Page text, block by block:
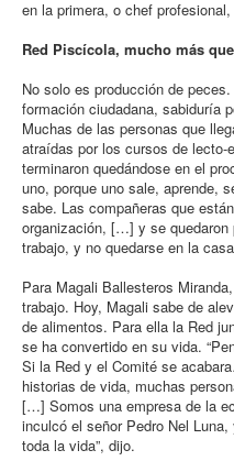
en la primera, o chef
Red Piscícola, mucho más
No solo es producción de
formación ciudadana, sabiduría
Muchas de las personas que
atraídas por los cursos de
terminaron quedándose en el
uno, porque uno sale, aprende,
sabe. Las compañeras que
organización, […] y se quedaron
trabajo, y no quedarse en la
Para Magali Ballesteros
trabajo. Hoy, Magali sabe de
de alimentos. Para ella la Red
se ha convertido en su vida.
Si la Red y el Comité se
historias de vida, muchas
[…] Somos una empresa de la
inculcó el señor Pedro Nel
toda la vida”, dijo.